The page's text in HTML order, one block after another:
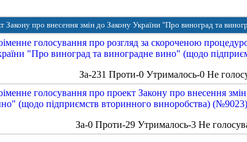
Закону про внесення змін до Закону України "Про виноград та
голосування про розгляд за скороченою
"Про виноград та виноградне вино" (щодо
За-231 Проти-0 Утрималось-0 Не
голосування про проект Закону про внесення
(щодо підприємств вторинного виноробства)
За-0 Проти-29 Утрималось-3 Не